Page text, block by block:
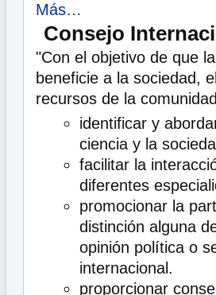
Más…
Consejo
"Con el objetivo de que
beneficie a la sociedad,
recursos de la
identificar y
ciencia y la
facilitar la
diferentes
promocionar la
distinción alguna
opinión política o
internacional.
proporcionar